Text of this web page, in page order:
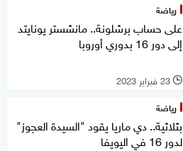
رياضة
على حساب برشلونة.. مانشستر يونايتد
إلى دور 16 بدوري أوروبا
l 23 فبراير 2023
رياضة
بثلاثية.. دي ماريا يقود "السيدة العجوز"
لدور 16 في اليويفا